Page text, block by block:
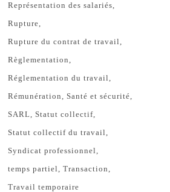
Représentation des salariés
Rupture
Rupture du contrat de travail
Règlementation
Réglementation du travail
Rémunération
Santé et sécurité
SARL
Statut collectif
Statut collectif du travail
Syndicat professionnel
temps partiel
Transaction
Travail temporaire